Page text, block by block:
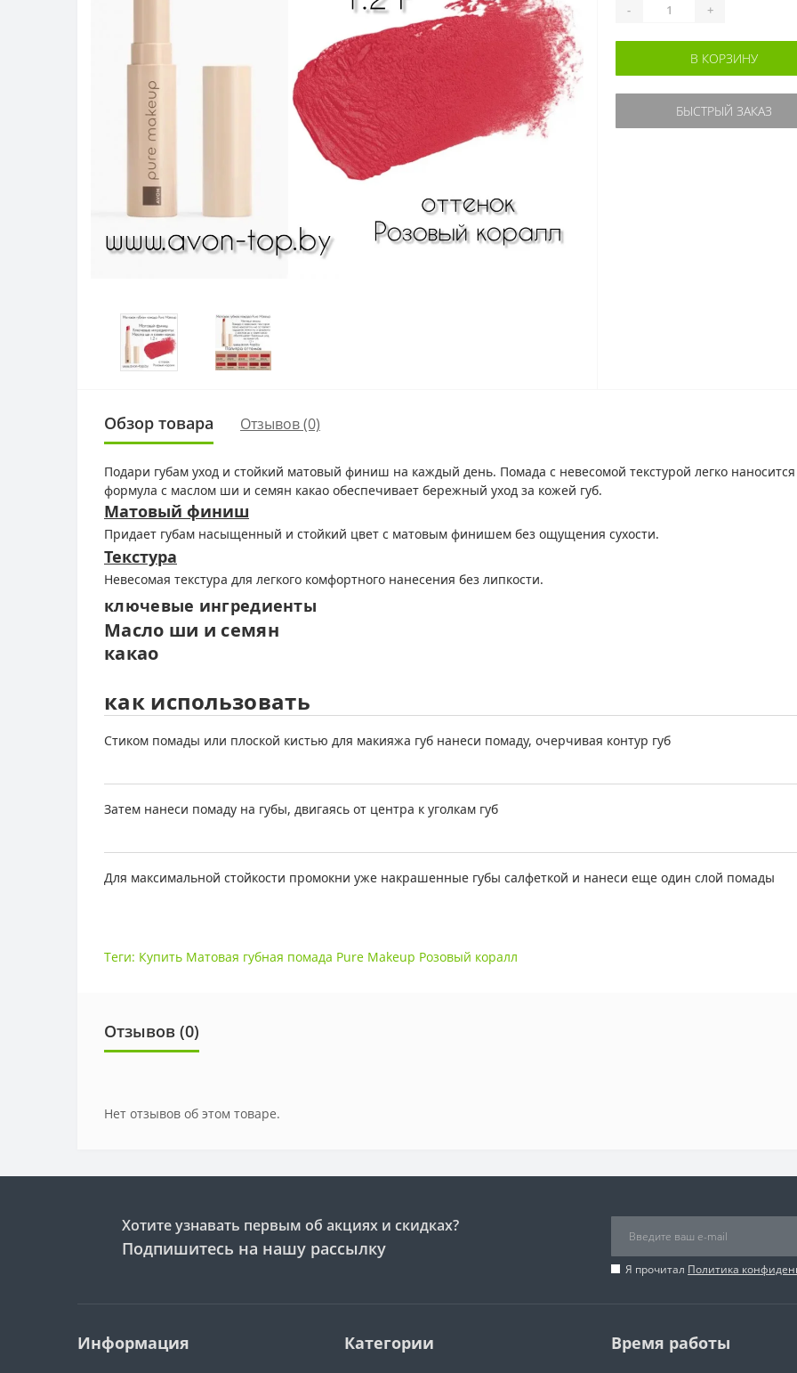
- +
В КОРЗИНУ
БЫСТРЫЙ ЗАКАЗ
Обзор товара Отзывов (0)
Подари губам уход и стойкий матовый финиш на каждый день. Помада с невесомой текстурой легко
формула с маслом ши и семян какао обеспечивает бережный уход за кожей губ.
Матовый финиш
Придает губам насыщенный и стойкий цвет с матовым финишем без ощущения сухости.
Текстура
Невесомая текстура для легкого комфортного нанесения без липкости.
ключевые ингредиенты
Масло ши и семян
какао
как использовать
Стиком помады или плоской кистью для макияжа губ нанеси помаду, очерчивая контур губ
Затем нанеси помаду на губы, двигаясь от центра к уголкам губ
Для максимальной стойкости промокни уже накрашенные губы салфеткой и нанеси еще один слой помады
Теги: Купить Матовая губная помада Pure Makeup Розовый коралл
Отзывов (0)
Нет отзывов об этом товаре.
Хотите узнавать первым об акциях и скидках?
Подпишитесь на нашу рассылку
Я прочитал Политика
Информация Категории Время работы